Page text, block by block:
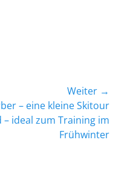
Weiter →
– eine kleine Skitour
– ideal zum Training im
Frühwinter